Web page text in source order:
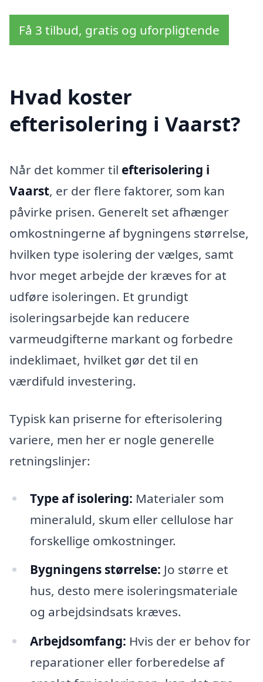
Få 3 tilbud, gratis og uforpligtende
Hvad koster
efterisolering i Vaarst?
Når det kommer til efterisolering i
Vaarst, er der flere faktorer, som kan
påvirke prisen. Generelt set afhænger
omkostningerne af bygningens størrelse,
hvilken type isolering der vælges, samt
hvor meget arbejde der kræves for at
udføre isoleringen. Et grundigt
isoleringsarbejde kan reducere
varmeudgifterne markant og forbedre
indeklimaet, hvilket gør det til en
værdifuld investering.
Typisk kan priserne for efterisolering
variere, men her er nogle generelle
retningslinjer:
Type af isolering: Materialer som
mineraluld, skum eller cellulose har
forskellige omkostninger.
Bygningens størrelse: Jo større et
hus, desto mere isoleringsmateriale
og arbejdsindsats kræves.
Arbejdsomfang: Hvis der er behov for
reparationer eller forberedelse af